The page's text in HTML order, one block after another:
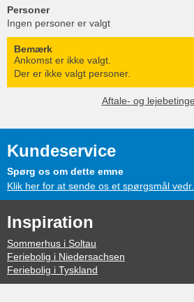
Personer
Ingen personer er valgt
Bemærk
Ankomst er ikke valgt.
Der er ikke valgt personer.
Aftale- og
Kundeservice
Spørg os om dette emne
Klik her for at sende os et spørgsmål
Inspiration
Sommerhus i Soltau
Feriebolig i Niedersachsen
Feriebolig i Tyskland